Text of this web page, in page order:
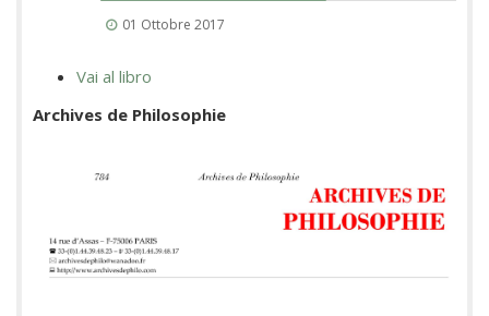
01 Ottobre 2017
Vai al libro
Archives de Philosophie